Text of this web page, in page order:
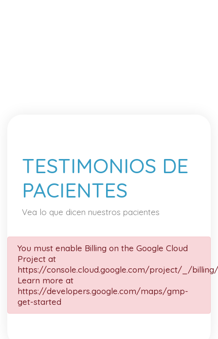
TESTIMONIOS DE
PACIENTES
Vea lo que dicen nuestros pacientes
You must enable Billing on the Google Cloud
Project at
https://console.cloud.google.com/project/_/
Learn more at
https://developers.google.com/maps/gmp-
get-started